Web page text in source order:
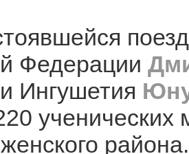
Федерации
Ингушетия
ученических